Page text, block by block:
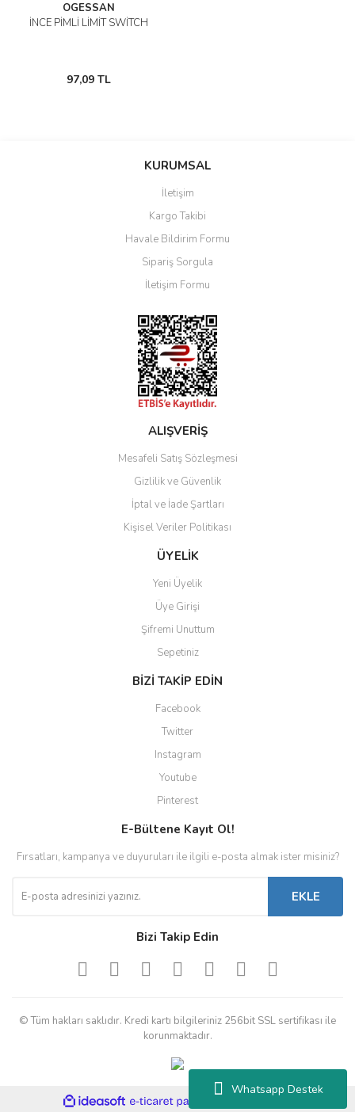
Whatsapp Destek
OGESSAN
İNCE PİMLİ LİMİT SWİTCH
97,09 TL
KURUMSAL
İletişim
Kargo Takibi
Havale Bildirim Formu
Sipariş Sorgula
İletişim Formu
ALIŞVERİŞ
Mesafeli Satış Sözleşmesi
Gizlilik ve Güvenlik
İptal ve İade Şartları
Kişisel Veriler Politikası
ÜYELİK
Yeni Üyelik
Üye Girişi
Şifremi Unuttum
Sepetiniz
BİZİ TAKİP EDİN
Facebook
Twitter
Instagram
Youtube
Pinterest
E-Bültene Kayıt Ol!
Fırsatları, kampanya ve duyuruları ile ilgili e-posta almak ister misiniz?
EKLE
Bizi Takip Edin
© Tüm hakları saklıdır. Kredi kartı bilgileriniz 256bit SSL sertifikası ile
korunmaktadır.
ideasoft